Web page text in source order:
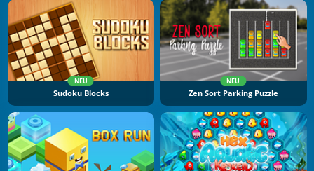
NEU
Sudoku Blocks
NEU
Zen Sort Parking Puzzle